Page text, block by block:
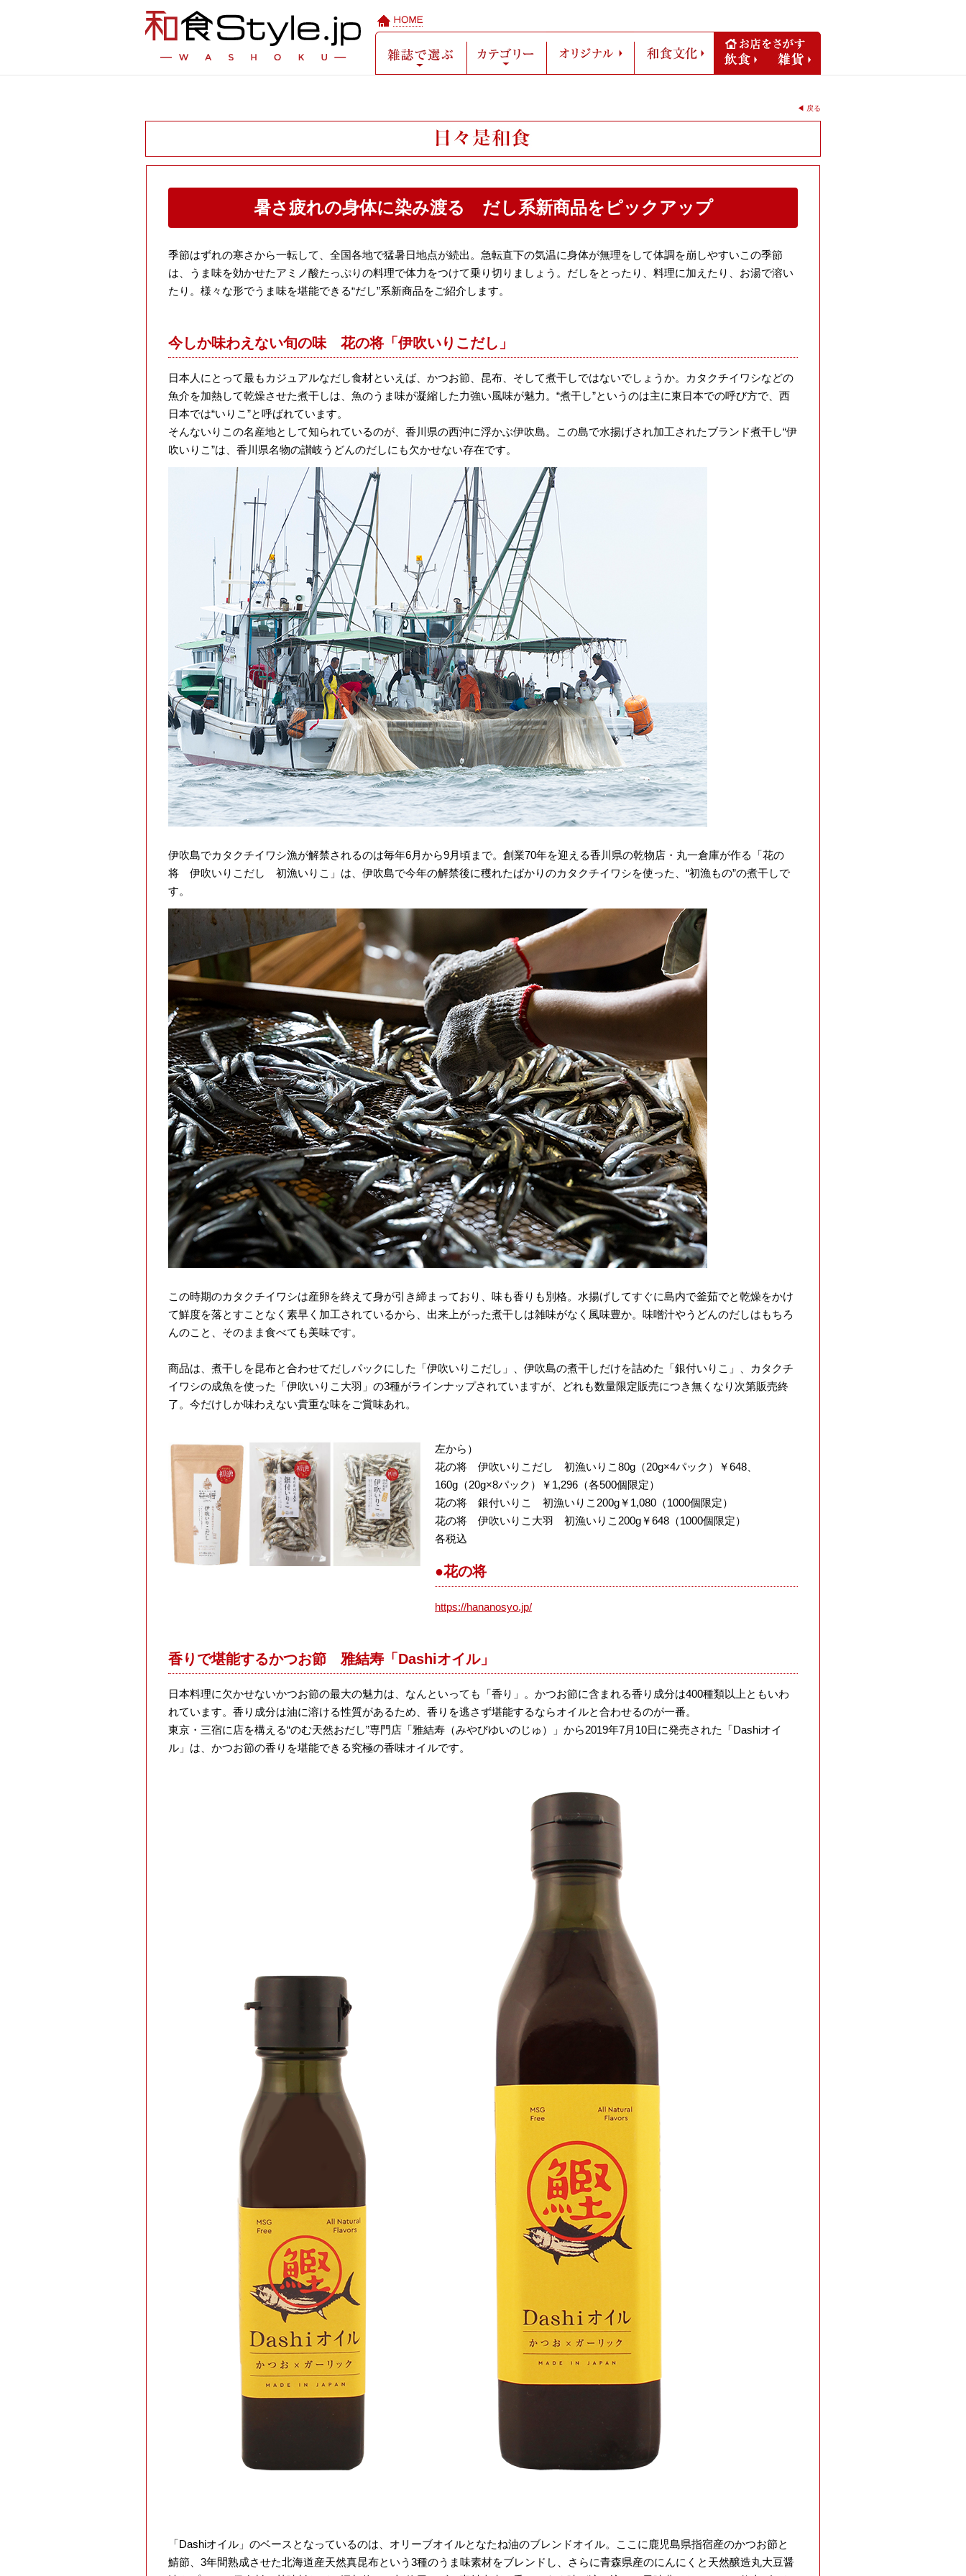
飲食
◀︎ 戻る
暑さ疲れの身体に染み渡る だし系新商品をピックアップ
季節はずれの寒さから一転して、全国各地で猛暑日地点が続出。急転直下の気温に身体が無理をして体調を崩しやすいこの季節
は、うま味を効かせたアミノ酸たっぷりの料理で体力をつけて乗り切りましょう。だしをとったり、料理に加えたり、お湯で溶い
たり。様々な形でうま味を堪能できる“だし”系新商品をご紹介します。
今しか味わえない旬の味 花の将「伊吹いりこだし」
日本人にとって最もカジュアルなだし食材といえば、かつお節、昆布、そして煮干しではないでしょうか。カタクチイワシなどの
魚介を加熱して乾燥させた煮干しは、魚のうま味が凝縮した力強い風味が魅力。“煮干し”というのは主に東日本での呼び方で、西
日本では“いりこ”と呼ばれています。
そんないりこの名産地として知られているのが、香川県の西沖に浮かぶ伊吹島。この島で水揚げされ加工されたブランド煮干し“伊
吹いりこ”は、香川県名物の讃岐うどんのだしにも欠かせない存在です。
伊吹島でカタクチイワシ漁が解禁されるのは毎年6月から9月頃まで。創業70年を迎える香川県の乾物店・丸一倉庫が作る「花の
将 伊吹いりこだし 初漁いりこ」は、伊吹島で今年の解禁後に穫れたばかりのカタクチイワシを使った、“初漁もの”の煮干しで
す。
この時期のカタクチイワシは産卵を終えて身が引き締まっており、味も香りも別格。水揚げしてすぐに島内で釜茹でと乾燥をかけ
て鮮度を落とすことなく素早く加工されているから、出来上がった煮干しは雑味がなく風味豊か。味噌汁やうどんのだしはもちろ
んのこと、そのまま食べても美味です。
商品は、煮干しを昆布と合わせてだしパックにした「伊吹いりこだし」、伊吹島の煮干しだけを詰めた「銀付いりこ」、カタクチ
イワシの成魚を使った「伊吹いりこ大羽」の3種がラインナップされていますが、どれも数量限定販売につき無くなり次第販売終
了。今だけしか味わえない貴重な味をご賞味あれ。
左から）
花の将 伊吹いりこだし 初漁いりこ80g（20g×4パック）￥648、
160g（20g×8パック）￥1,296（各500個限定）
花の将 銀付いりこ 初漁いりこ200g￥1,080（1000個限定）
花の将 伊吹いりこ大羽 初漁いりこ200g￥648（1000個限定）
各税込
●花の将
https://hananosyo.jp/
香りで堪能するかつお節 雅結寿「Dashiオイル」
日本料理に欠かせないかつお節の最大の魅力は、なんといっても「香り」。かつお節に含まれる香り成分は400種類以上ともいわ
れています。香り成分は油に溶ける性質があるため、香りを逃さず堪能するならオイルと合わせるのが一番。
東京・三宿に店を構える“のむ天然おだし”専門店「雅結寿（みやびゆいのじゅ）」から2019年7月10日に発売された「Dashiオイ
ル」は、かつお節の香りを堪能できる究極の香味オイルです。
「Dashiオイル」のベースとなっているのは、オリーブオイルとなたね油のブレンドオイル。ここに鹿児島県指宿産のかつお節と
鯖節、3年間熟成させた北海道産天然真昆布という3種のうま味素材をブレンドし、さらに青森県産のにんにくと天然醸造丸大豆醤